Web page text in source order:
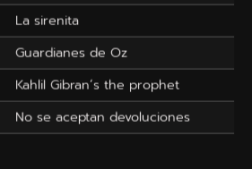
La sirenita
Guardianes de Oz
Kahlil Gibran´s the prophet
No se aceptan devoluciones